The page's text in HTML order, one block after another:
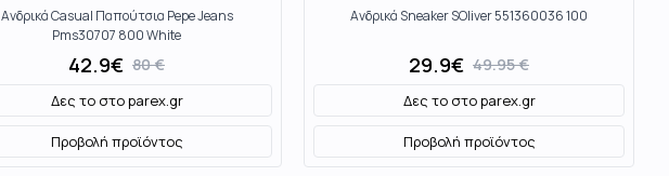
Ανδρικά Casual Παπούτσια Pepe Jeans
Pms30707 800 White
42.9€ 80€
Δες το στοparex.gr
Προβολή προϊόντος
Ανδρικά Sneaker SOliver 551360036 100
29.9€ 49.95€
Δες το στοparex.gr
Προβολή προϊόντος